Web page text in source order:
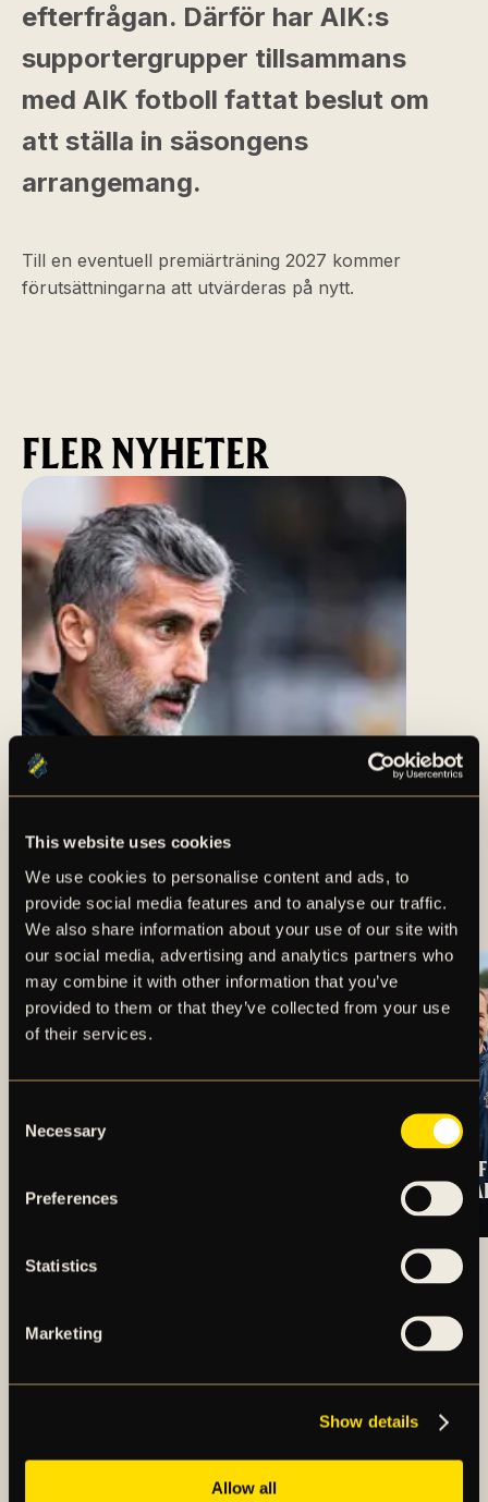
This website uses cookies
We use cookies to personalise content and ads, to
provide social media features and to analyse our traffic.
We also share information about your use of our site with
our social media, advertising and analytics partners who
may combine it with other information that you’ve
provided to them or that they’ve collected from your use
of their services.
Selection
Necessary
Preferences
Statistics
Marketing
Show details
Allow all
efterfrågan. Därför har AIK:s
supportergrupper tillsammans
med AIK fotboll fattat beslut om
att ställa in säsongens
arrangemang.
Till en eventuell premiärträning 2027 kommer
förutsättningarna att utvärderas på nytt.
FLER NYHETER
TRUPPEN MOT
ÖRGRYTE IS
SEGERN TILL AIK
TRUPPEN MOT IF
SE ALLA NYHETER